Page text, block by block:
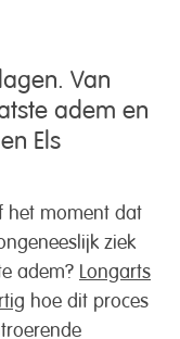
Van
adem en
Els
het moment dat
ziek
adem? Longarts
hoe dit proces